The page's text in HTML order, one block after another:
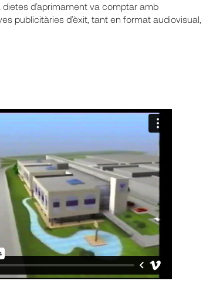
d’aprimament va comptar amb
publicitàries d’èxit, tant en format audiovisual,